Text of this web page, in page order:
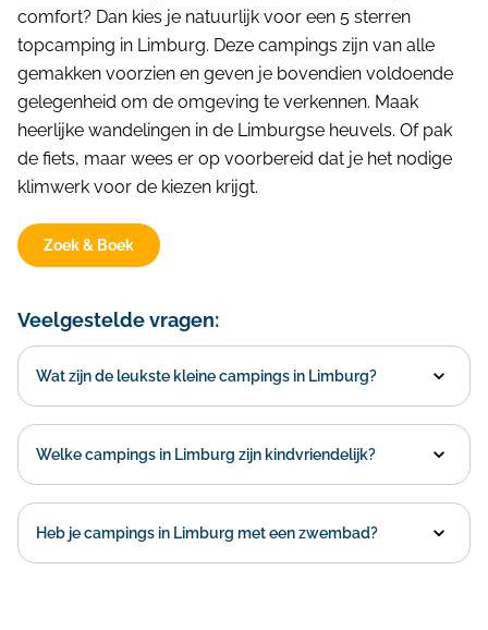
comfort? Dan kies je natuurlijk voor een 5 sterren
topcamping in Limburg. Deze campings zijn van alle
gemakken voorzien en geven je bovendien voldoende
gelegenheid om de omgeving te verkennen. Maak
heerlijke wandelingen in de Limburgse heuvels. Of pak
de fiets, maar wees er op voorbereid dat je het nodige
klimwerk voor de kiezen krijgt.
Zoek & Boek
Veelgestelde vragen:
Wat zijn de leukste kleine campings in Limburg?
Welke campings in Limburg zijn kindvriendelijk?
Heb je campings in Limburg met een zwembad?